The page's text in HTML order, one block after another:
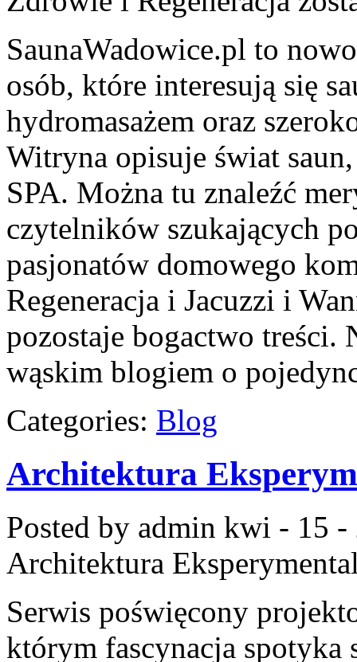
SaunaWadowice.pl to
osób, które interesują się
hydromasażem oraz
Witryna opisuje świat
SPA. Można tu znaleźć
czytelników szukających
pasjonatów domowego
Regeneracja i Jacuzzi i
pozostaje bogactwo treści.
wąskim blogiem o
Categories: Blog
Architektura
Posted by admin kwi - 15 -
Architektura
Serwis poświęcony
którym fascynacja spotyka